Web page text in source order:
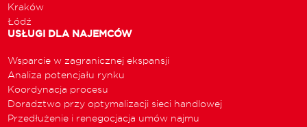
Kraków
Łódź
USŁUGI DLA NAJEMCÓW
Wsparcie w zagranicznej ekspansji
Analiza potencjału rynku
Koordynacja procesu
Doradztwo przy optymalizacji sieci handlowej
Przedłużenie i renegocjacja umów najmu